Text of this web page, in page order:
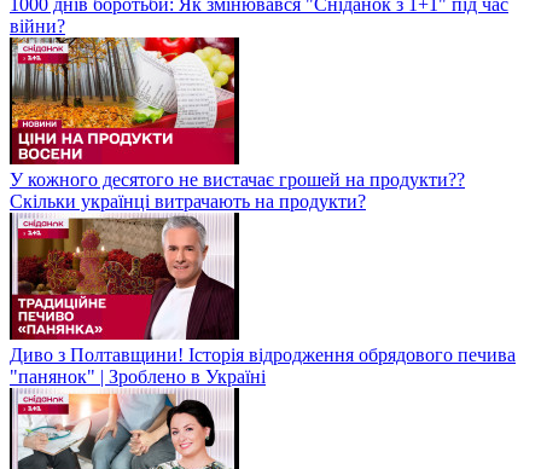
війни?
У кожного десятого не вистачає грошей на продукти??
Скільки українці витрачають на продукти?
Диво з Полтавщини! Історія відродження обрядового печива
"панянок" | Зроблено в Україні